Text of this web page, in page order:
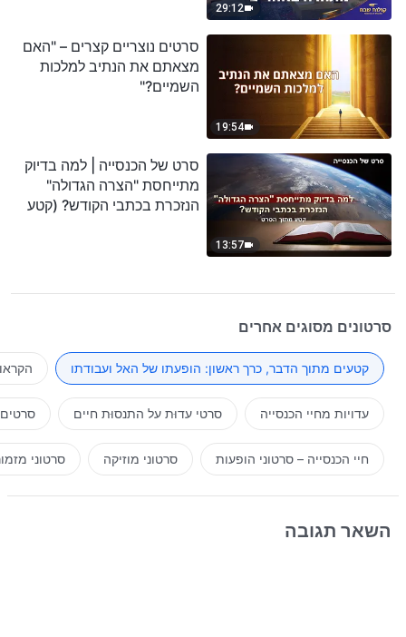
29:12
19:54
סרטים נוצריים קצרים – "האם
מצאתם את הנתיב למלכות
השמיים?"
13:57
סרט של הכנסייה | למה בדיוק
מתייחסת "הצרה הגדולה"
הנזכרת בכתבי הקודש? (קטע
סרטונים מסוגים אחרים
קטעים מתוך הדבר, כרך ראשון: הופעתו של האל ועבודתו
עדויות מחיי הכנסייה סרטי עדוּת על התנסוּת חיים
חיי הכנסייה – סרטוני הופעות סרטוני מוזיקה סרטוני
השאר תגובה